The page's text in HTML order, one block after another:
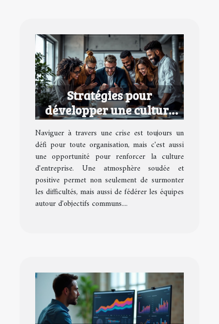
Stratégies pour
développer une culture
d'entreprise performante
en temps de crise
Naviguer à travers une crise est toujours un
défi pour toute organisation, mais c'est aussi
une opportunité pour renforcer la culture
d'entreprise. Une atmosphère soudée et
positive permet non seulement de surmonter
les difficultés, mais aussi de fédérer les équipes
autour d'objectifs communs....